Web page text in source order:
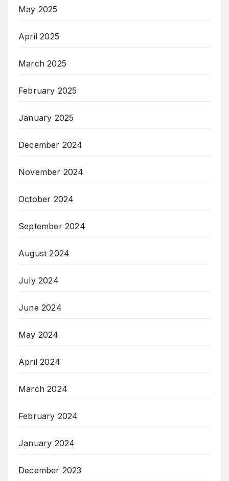
May 2025
April 2025
March 2025
February 2025
January 2025
December 2024
November 2024
October 2024
September 2024
August 2024
July 2024
June 2024
May 2024
April 2024
March 2024
February 2024
January 2024
December 2023